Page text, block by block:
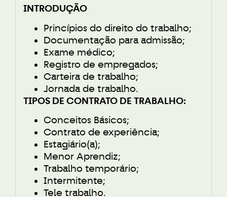
INTRODUÇÃO
Princípios do direito do trabalho;
Documentação para admissão;
Exame médico;
Registro de empregados;
Carteira de trabalho;
Jornada de trabalho.
TIPOS DE CONTRATO DE TRABALHO:
Conceitos Básicos;
Contrato de experiência;
Estagiário(a);
Menor Aprendiz;
Trabalho temporário;
Intermitente;
Tele trabalho.